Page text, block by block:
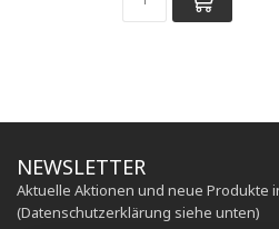
NEWSLETTER
Aktuelle Aktionen und neue Produkte
(Datenschutzerklärung siehe unten)